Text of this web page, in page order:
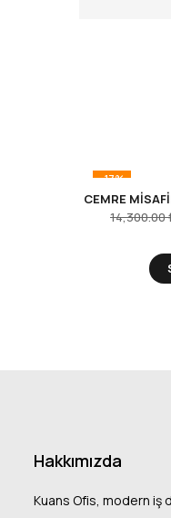
-17%
CEMRE
14,300.00
Hakkımızda
Kuans Ofis, modern iş